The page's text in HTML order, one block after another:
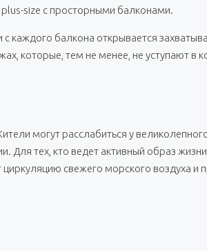
size с просторными балконами.
каждого балкона открывается
которые, тем не менее, не уступают в
могут расслабиться у
тех, кто ведет активный образ жизни,
свежего морского воздуха и